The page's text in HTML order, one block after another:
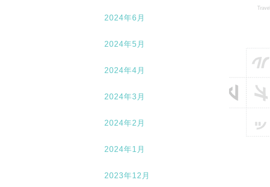
2024年6月
2024年5月
2024年4月
2024年3月
2024年2月
2024年1月
2023年12月